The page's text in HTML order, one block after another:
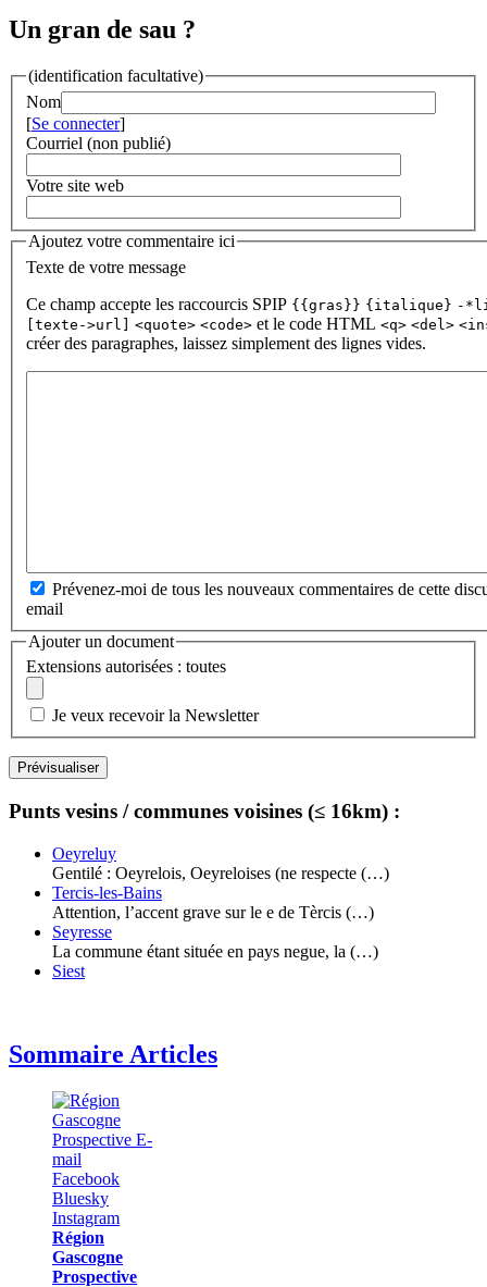
Un gran de sau ?
(identification facultative)
Nom
[Se connecter]
Courriel (non publié)
Votre site web
Ajoutez votre commentaire ici
Texte de votre message
Ce champ accepte les raccourcis SPIP {{gras}} {italique} -
[texte->url] <quote> <code> et le code HTML <q> <del>
créer des paragraphes, laissez simplement des lignes vides.
Prévenez-moi de tous les nouveaux commentaires de cette
email
Ajouter un document
Extensions autorisées : toutes
Je veux recevoir la Newsletter
Punts vesins / communes voisines (≤ 16km) :
Oeyreluy
Gentilé : Oeyrelois, Oeyreloises (ne respecte (…)
Tercis-les-Bains
Attention, l’accent grave sur le e de Tèrcis (…)
Seyresse
La commune étant située en pays negue, la (…)
Siest
Sommaire Articles
Région
Gascogne
Prospective